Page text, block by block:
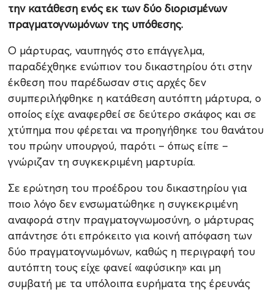
την κατάθεση ενός εκ των δύο διορισμένων
πραγματογνωμόνων της υπόθεσης.
Ο μάρτυρας, ναυπηγός στο επάγγελμα,
παραδέχθηκε ενώπιον του δικαστηρίου ότι στην
έκθεση που παρέδωσαν στις αρχές δεν
συμπεριλήφθηκε η κατάθεση αυτόπτη μάρτυρα, ο
οποίος είχε αναφερθεί σε δεύτερο σκάφος και σε
χτύπημα που φέρεται να προηγήθηκε του θανάτου
του πρώην υπουργού, παρότι – όπως είπε –
γνώριζαν τη συγκεκριμένη μαρτυρία.
Σε ερώτηση του προέδρου του δικαστηρίου για
ποιο λόγο δεν ενσωματώθηκε η συγκεκριμένη
αναφορά στην πραγματογνωμοσύνη, ο μάρτυρας
απάντησε ότι επρόκειτο για κοινή απόφαση των
δύο πραγματογνωμόνων, καθώς η περιγραφή του
αυτόπτη τους είχε φανεί «αφύσικη» και μη
συμβατή με τα υπόλοιπα ευρήματα της έρευνάς